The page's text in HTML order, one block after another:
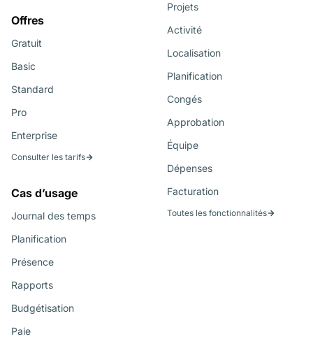
Offres
Gratuit
Basic
Standard
Pro
Enterprise
Consulter les tarifs
Cas d’usage
Journal des temps
Planification
Présence
Rapports
Budgétisation
Paie
Projets
Activité
Localisation
Planification
Congés
Approbation
Équipe
Dépenses
Facturation
Toutes les fonctionnalités